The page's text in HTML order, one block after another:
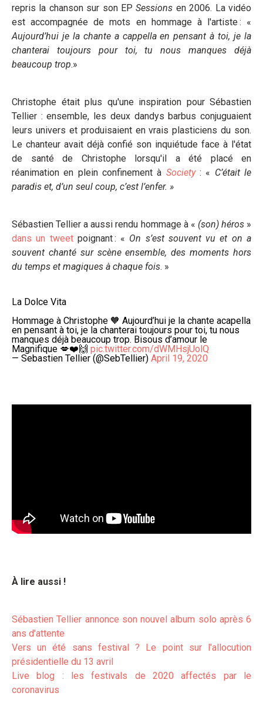
repris la chanson sur son EPSessions en 2006. La vidéo
est accompagnée de mots en hommage à l'artiste : «
Aujourd’hui je la chante a cappella en pensant à toi, je la
chanterai toujours pour toi, tu nous manques déjà
beaucoup trop.»
Christophe était plus qu'une inspiration pour Sébastien
Tellier : ensemble, les deux dandys barbus conjuguaient
leurs univers et produisaient en vrais plasticiens du son.
Le chanteur avait déjà confié son inquiétude face à l'état
de santé de Christophe lorsqu'il a été placé en
réanimation en plein confinement à Society : « C’était le
paradis et, d’un seul coup, c’est l’enfer. »
Sébastien Tellier a aussi rendu hommage à « (son) héros »
dans un tweetpoignant : « On s’est souvent vu et on a
souvent chanté sur scène ensemble, des moments hors
du temps et magiques à chaque fois. »
La Dolce Vita
Hommage à Christophe 🧡 Aujourd’hui je la chante acapella
en pensant à toi, je la chanterai toujours pour toi, tu nous
manques déjà beaucoup trop. Bisous d’amour le
Magnifique 💋❤️🙌 pic.twitter.com/dWMHsjUolQ
— Sebastien Tellier (@SebTellier) April 19, 2020
À lire aussi !
Sébastien Tellier annonce son nouvel album solo après 6
ans d'attente
Vers un été sans festival ? Le point sur l'allocution
présidentielle du 13 avril
Live blog : les festivals de 2020 affectés par le
coronavirus